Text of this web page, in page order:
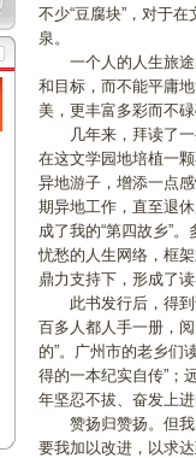
不少“豆腐块”，对于
泉。
一个人的人生旅途
和目标，而不能平庸
美，更丰富多彩而不
几年来，拜读了一
在这文学园地培植一
异地游子，增添一点
期异地工作，直至退
成了我的“第四故乡”
忧愁的人生网络，框
鼎力支持下，形成了
此书发行后，得到
百多人都人手一册，
的”。广州市的老乡们
得的一本纪实自传”；
年坚忍不拔、奋发上
赞扬归赞扬。但我
要我加以改进，以求